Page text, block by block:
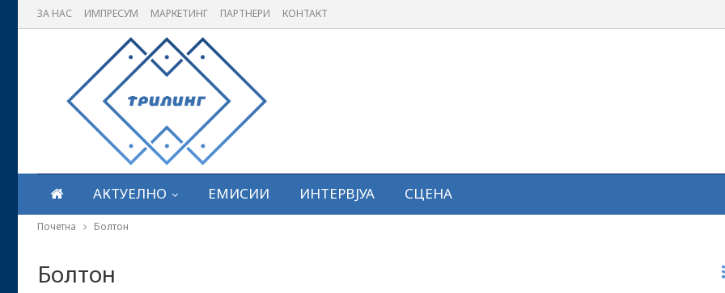
ЗА НАС ИМПРЕСУМ МАРКЕТИНГ ПАРТНЕРИ КОНТАКТ
АКТУЕЛНО ЕМИСИИ ИНТЕРВЈУА СЦЕНА
Почетна Болтон
Болтон